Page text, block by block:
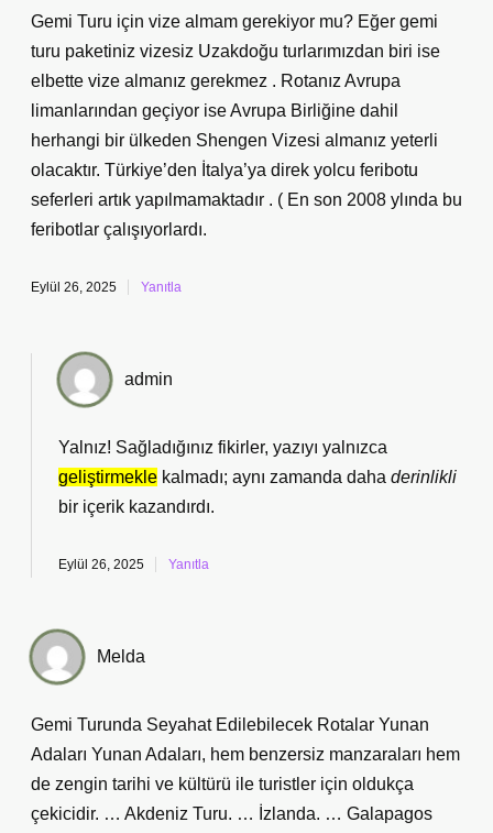
Gemi Turu için vize almam gerekiyor mu? Eğer gemi
turu paketiniz vizesiz Uzakdoğu turlarımızdan biri ise
elbette vize almanız gerekmez . Rotanız Avrupa
limanlarından geçiyor ise Avrupa Birliğine dahil
herhangi bir ülkeden Shengen Vizesi almanız yeterli
olacaktır. Türkiye’den İtalya’ya direk yolcu feribotu
seferleri artık yapılmamaktadır . ( En son 2008 ylında bu
feribotlar çalışıyorlardı.
Eylül 26, 2025 Yanıtla
admin
Yalnız! Sağladığınız fikirler, yazıyı yalnızca
geliştirmekle kalmadı; aynı zamanda daha derinlikli
bir içerik kazandırdı.
Eylül 26, 2025 Yanıtla
Melda
Gemi Turunda Seyahat Edilebilecek Rotalar Yunan
Adaları Yunan Adaları, hem benzersiz manzaraları hem
de zengin tarihi ve kültürü ile turistler için oldukça
çekicidir. … Akdeniz Turu. … İzlanda. … Galapagos